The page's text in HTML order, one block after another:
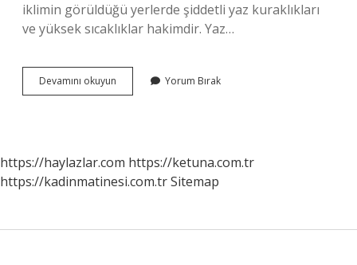
iklimin görüldüğü yerlerde şiddetli yaz kuraklıkları
ve yüksek sıcaklıklar hakimdir. Yaz…
Devamını okuyun Akdeniz
Iklimi
Yorum Bırak
https://haylazlar.com https://ketuna.com.tr
https://kadinmatinesi.com.trSitemap